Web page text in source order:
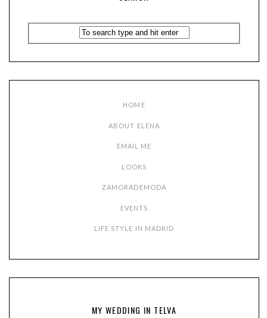
HOME
ABOUT ELENA
EMAIL ME
LOOKS
ZAMORADEMODA
EVENTS
LIFE STYLE IN MADRID
MY WEDDING IN TELVA